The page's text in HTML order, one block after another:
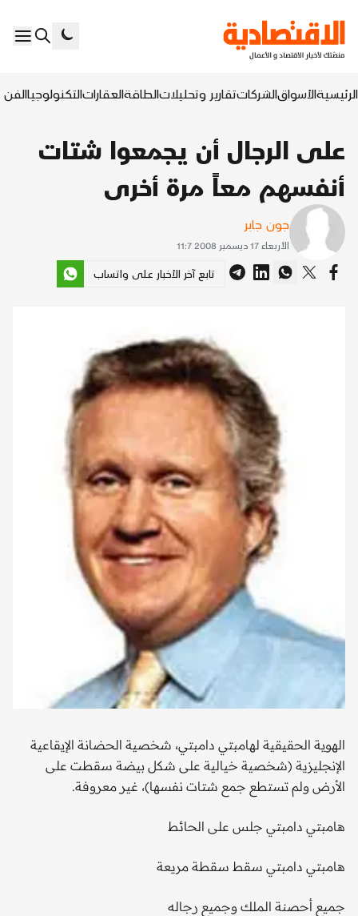
الرئيسيةالأسواقالشركاتتقارير وتحليلاتالطاقةالعقاراتالتكنولوجياالفن
على الرجال أن يجمعوا شتات
أنفسهم معاً مرة أخرى
جون جابر
الأربعاء 17 ديسمبر 2008 11:7
تابع آخر الأخبار على واتساب
الهوية الحقيقية لهامبتي دامبتي، شخصية الحضانة الإيقاعية
الإنجليزية (شخصية خيالية على شكل بيضة سقطت على
الأرض ولم تستطع جمع شتات نفسها)، غير معروفة.
هامبتي دامبتي جلس على الحائط
هامبتي دامبتي سقط سقطة مريعة
جميع أحصنة الملك وجميع رجاله